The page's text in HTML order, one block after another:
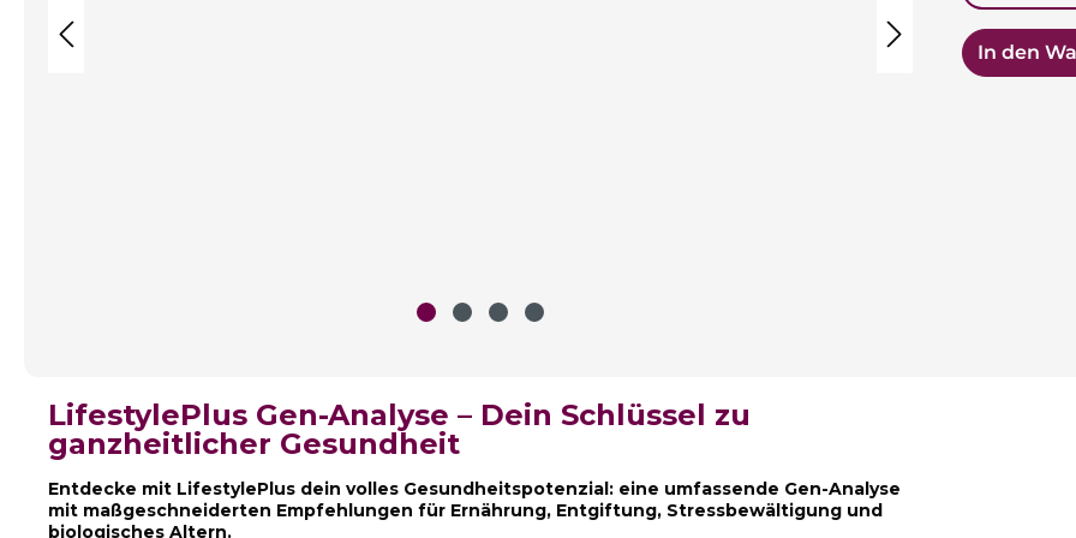
In den
LifestylePlus Gen-Analyse – Dein Schlüssel zu
ganzheitlicher Gesundheit
Entdecke mit LifestylePlus dein volles Gesundheitspotenzial: eine umfassende Gen-Analyse
mit maßgeschneiderten Empfehlungen für Ernährung, Entgiftung, Stressbewältigung und
biologisches Altern.